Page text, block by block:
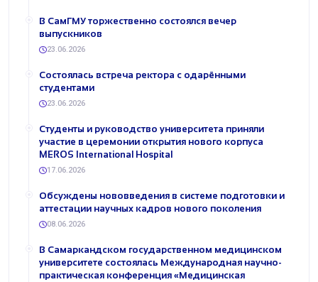
В СамГМУ торжественно состоялся вечер
выпускников
23.06.2026
Состоялась встреча ректора с одарёнными
студентами
23.06.2026
Студенты и руководство университета приняли
участие в церемонии открытия нового корпуса
MEROS International Hospital
17.06.2026
Обсуждены нововведения в системе подготовки и
аттестации научных кадров нового поколения
08.06.2026
В Самаркандском государственном медицинском
университете состоялась Международная научно-
практическая конференция «Медицинская